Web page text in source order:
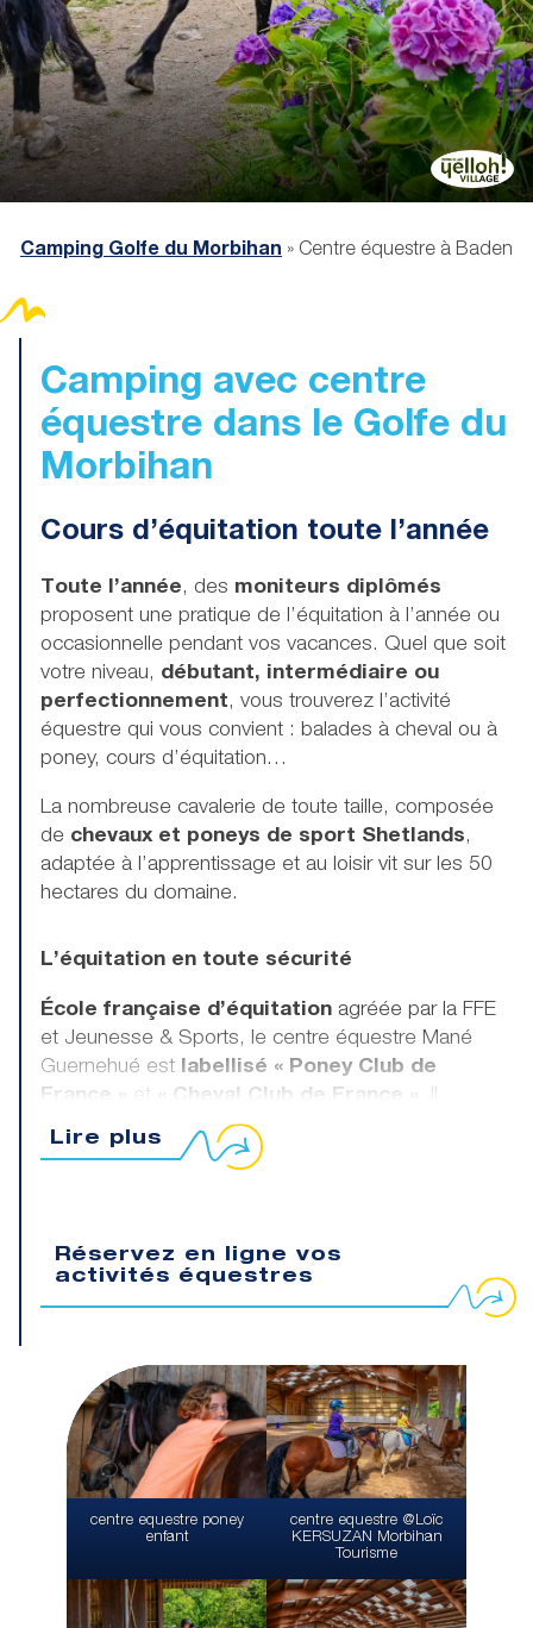
Camping Golfe du Morbihan » Centre équestre à Baden
Camping avec centre
équestre dans le Golfe du
Morbihan
Cours d’équitation toute l’année
Toute l’année, des moniteurs diplômés
proposent une pratique de l’équitation à l’année ou
occasionnelle pendant vos vacances. Quel que soit
votre niveau, débutant, intermédiaire ou
perfectionnement, vous trouverez l’activité
équestre qui vous convient : balades à cheval ou à
poney, cours d’équitation…
La nombreuse cavalerie de toute taille, composée
de chevaux et poneys de sport Shetlands,
adaptée à l’apprentissage et au loisir vit sur les 50
hectares du domaine.
Lire plus
L’équitation en toute sécurité
École française d’équitation agréée par la FFE
et Jeunesse & Sports, le centre équestre Mané
Guernehué est labellisé « Poney Club de
France »
et « Cheval Club de France »
. Il
respecte les engagements qualité des Écoles
françaises d’équitation, garantissant un
présenter une attestation d’assurance.
Le port de la bombe est obligatoire (elles sont
chaussures fermées.
Afin de mieux progresser, les groupes sont limités à
10 personnes maximum selon l’âge et le niveau.
Réservez en ligne vos
activités équestres
centre equestre poney
enfant
centre equestre @Loïc
KERSUZAN Morbihan
Tourisme